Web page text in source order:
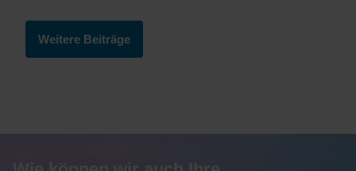
Weitere Beiträge